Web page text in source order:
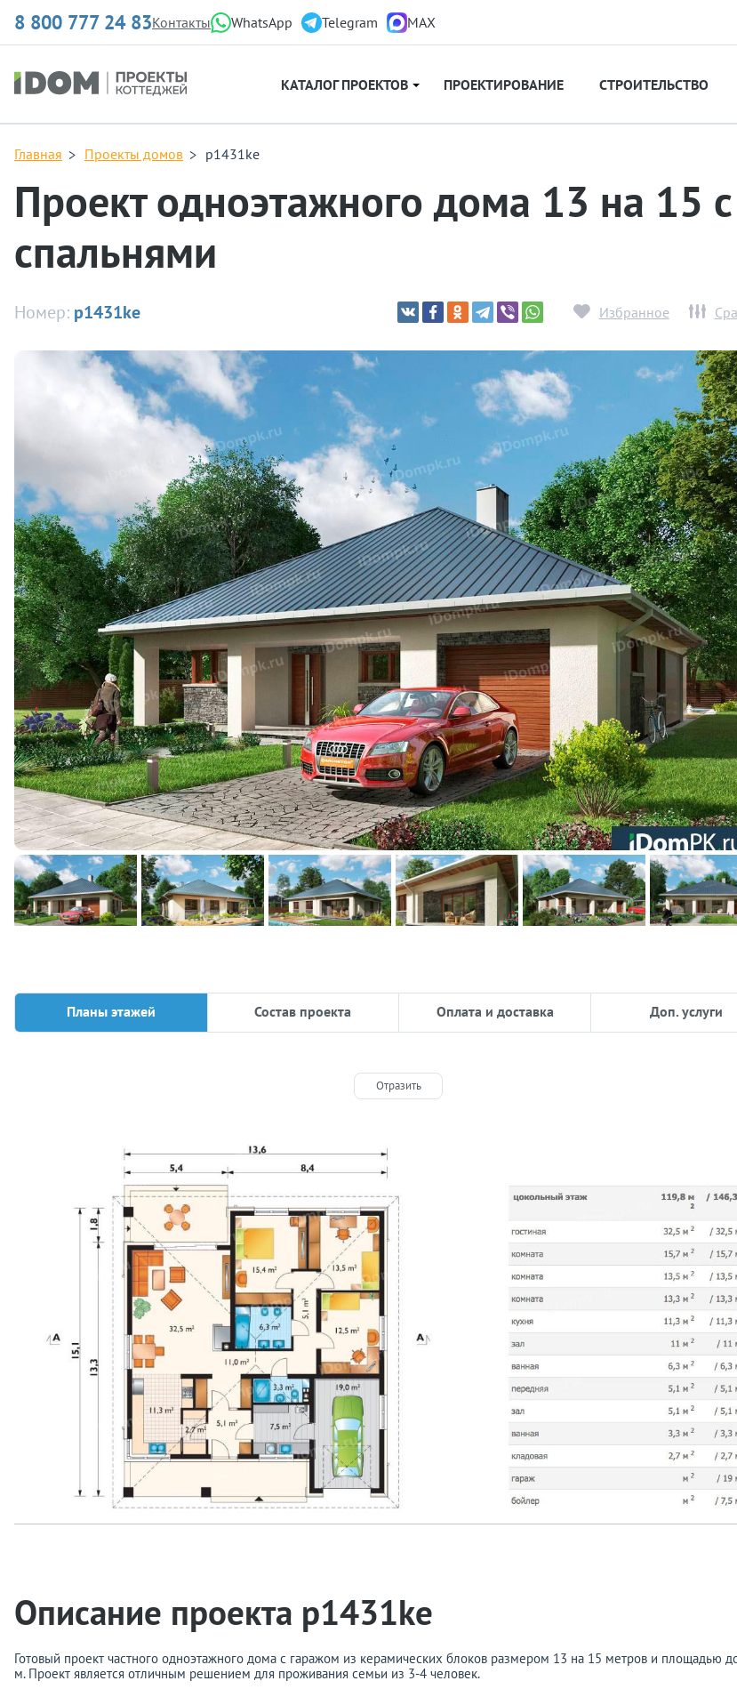
MAX
Telegram
WhatsApp
Контакты
8 800 777 24 83
КАТАЛОГ ПРОЕКТОВ ПРОЕКТИРОВАНИЕ СТРОИТЕЛЬСТВО
Главная Проекты домов p1431ke
Проект одноэтажного дома 13 на 15
спальнями
Номер: p1431ke Избранное
Планы этажей Состав проекта Оплата и доставка Доп. услуги
Описание проекта p1431ke
Готовый проект частного одноэтажного дома с гаражом из керамических блоков размером 13 на 15 метров и площадью
м. Проект является отличным решением для проживания семьи из 3-4 человек.